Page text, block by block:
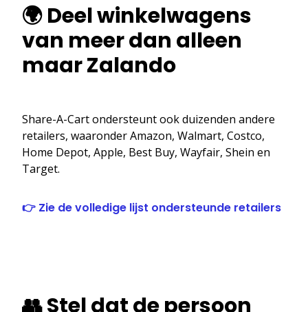
🌍 Deel winkelwagens
van meer dan alleen
maar Zalando
Share-A-Cart ondersteunt ook duizenden andere
retailers, waaronder Amazon, Walmart, Costco,
Home Depot, Apple, Best Buy, Wayfair, Shein en
Target.
👉 Zie de volledige lijst ondersteunde retailers
👥 Stel dat de persoon